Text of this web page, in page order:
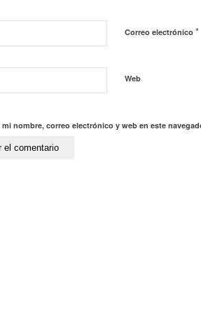
Correo electrónico *
Web
mi nombre, correo electrónico y web en este